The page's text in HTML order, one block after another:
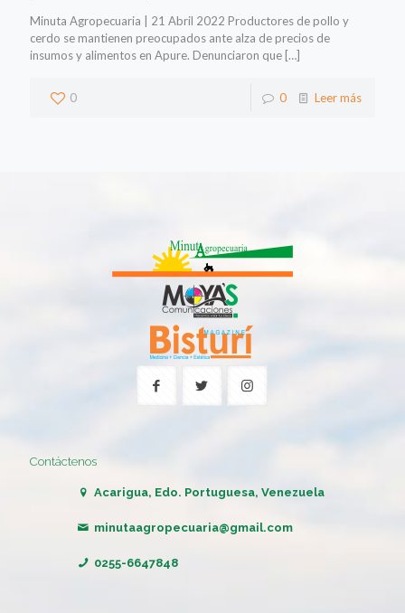
Minuta Agropecuaria | 21 Abril 2022 Productores de pollo y
cerdo se mantienen preocupados ante alza de precios de
insumos y alimentos en Apure. Denunciaron que […]
0 0 Leer más
Contáctenos
Acarigua, Edo. Portuguesa, Venezuela
minutaagropecuaria@gmail.com
0255-6647848